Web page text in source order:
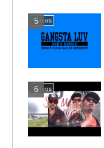
Videos
Videos